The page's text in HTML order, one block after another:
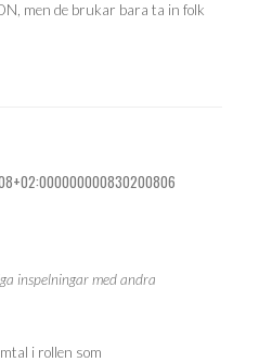
men de brukar bara ta in folk
inspelningar med andra
i rollen som